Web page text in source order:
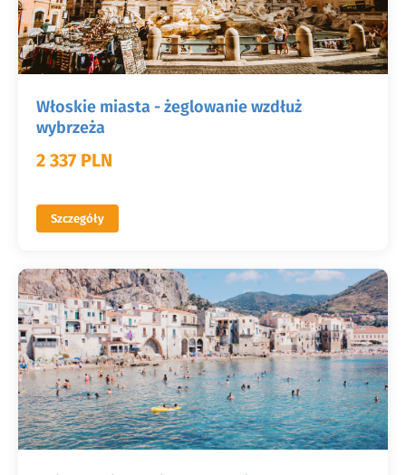
Włoskie miasta - żeglowanie wzdłuż
wybrzeża
2 337 PLN
Szczegóły